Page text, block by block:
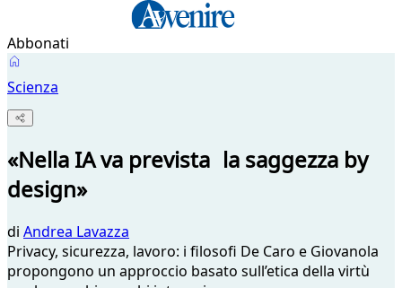
Abbonati
Scienza
«Nella IA va prevista la saggezza by
design»
di Andrea Lavazza
Privacy, sicurezza, lavoro: i filosofi De Caro e Giovanola
propongono un approccio basato sull’etica della virtù